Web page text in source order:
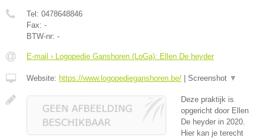
Tel: 0478648846
Fax: -
BTW-nr: -
E-mail › Logopedie Ganshoren (LoGa): Ellen De heyder
Website: https://www.logopedieganshoren.be/ Screenshot ▼
Deze praktijk is
opgericht door Ellen
De heyder in 2020.
Hier kan je terecht